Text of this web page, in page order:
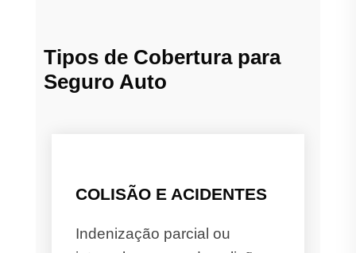
Tipos de Cobertura para
Seguro Auto
COLISÃO E ACIDENTES
Indenização parcial ou